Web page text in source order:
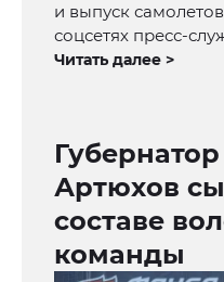
и выпуск
соцсетях пресс-
Читать далее >
Артюхов
составе
команды